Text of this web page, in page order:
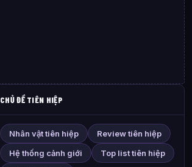
CHỦ ĐỀ TIÊN HIỆP
Nhân vật tiên hiệp
Review tiên hiệp
Hệ thống cảnh giới
Top list tiên hiệp